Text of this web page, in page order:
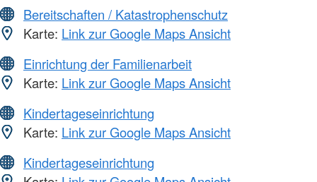
Bereitschaften / Katastrophenschutz
Karte: Link zur Google Maps Ansicht
Einrichtung der Familienarbeit
Karte: Link zur Google Maps Ansicht
Kindertageseinrichtung
Karte: Link zur Google Maps Ansicht
Kindertageseinrichtung